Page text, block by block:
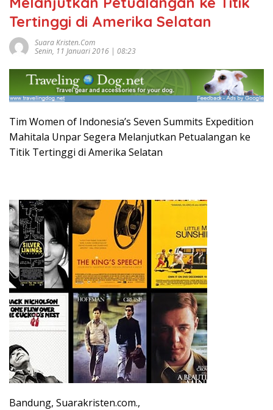
Tertinggi di Amerika Selatan
Suara Kristen.com
Senin, 11 Januari 2016 | 08:23
Tim Women of Indonesia’s Seven Summits Expedition
Mahitala Unpar Segera Melanjutkan Petualangan ke
Titik Tertinggi di Amerika Selatan
Bandung, Suarakristen.com.,